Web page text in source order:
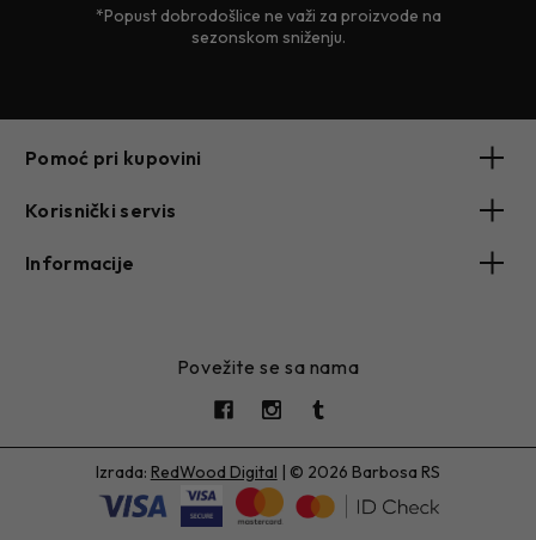
*Popust dobrodošlice ne važi za proizvode na
sezonskom sniženju.
Pomoć pri kupovini
Korisnički servis
Informacije
Povežite se sa nama
Izrada: RedWood Digital | © 2026 Barbosa RS